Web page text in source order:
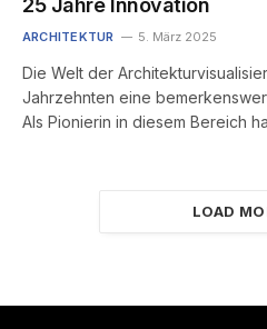
25 Jahre Innovation
ARCHITEKTUR 5. März 2025
Die Welt der
Jahrzehnten eine
Als Pionierin in diesem Bereich
LOAD